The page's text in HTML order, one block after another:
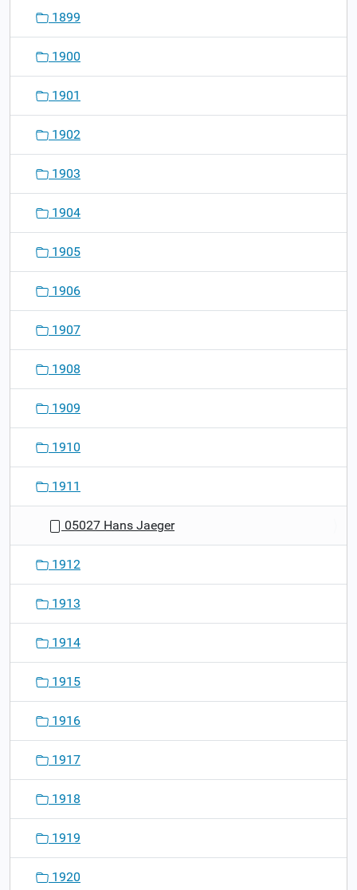
1899
1900
1901
1902
1903
1904
1905
1906
1907
1908
1909
1910
1911
05027 Hans Jaeger
1912
1913
1914
1915
1916
1917
1918
1919
1920